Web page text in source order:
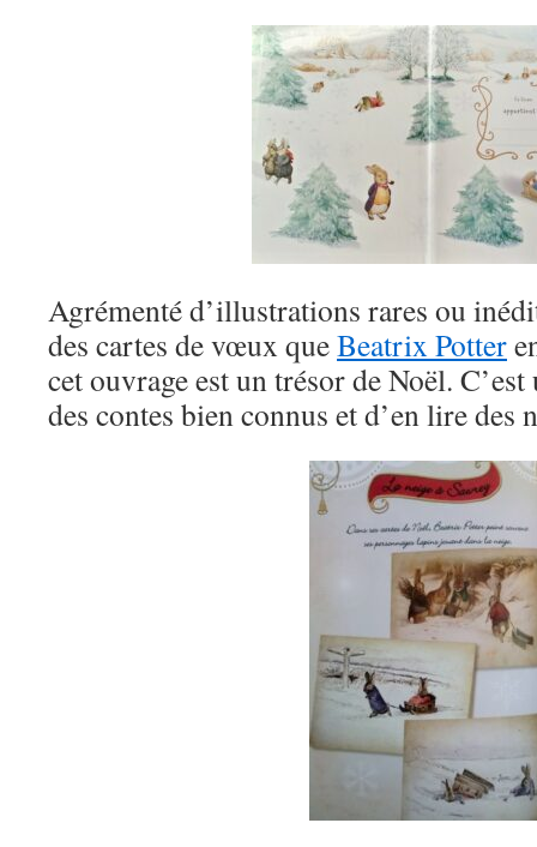
Agrémenté d’illustrations rares ou
des cartes de vœux queBeatrix Potter
cet ouvrage est un trésor de Noël.
des contes bien connus et d’en lire des